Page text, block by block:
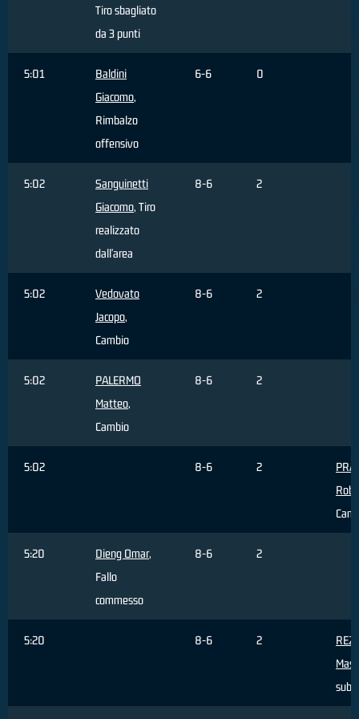
Tiro sbagliato
da 3 punti
5:01
Baldini
Giacomo,
Rimbalzo
offensivo
6-6 0
5:02
Sanguinetti
Giacomo, Tiro
realizzato
dall'area
8-6 2
5:02
Vedovato
Jacopo,
Cambio
8-6 2
5:02
PALERMO
Matteo,
Cambio
8-6 2
5:02 8-6 2
5:20 Dieng Omar,
Fallo
commesso
8-6 2
5:20 8-6 2